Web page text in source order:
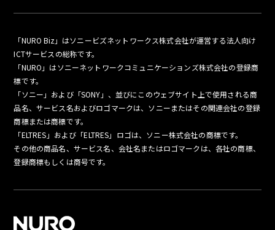
「NURO Biz」はソニービズネットワークス株式会社が運営する法人向け
ICTサービスの総称です。
「NURO」はソニーネットワークコミュニケーションズ株式会社の登録商
標です。
「ソニー」および「SONY」、並びにこのウェブサイト上で使用される商
品名、サービス名およびロゴマークは、ソニーまたはその関連会社の登録
商標または商標です。
「ELTRES」および「ELTRES」ロゴは、ソニー株式会社の商標です。
その他の商品名、サービス名、会社名またはロゴマークは、各社の商標、
登録商標もしくは商号です。